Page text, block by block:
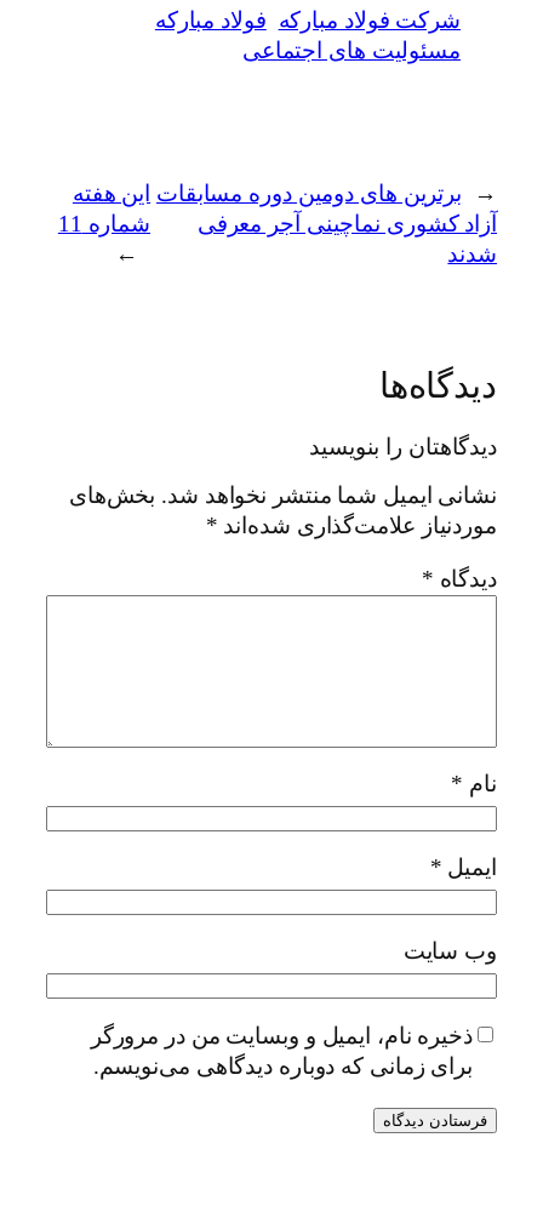
شرکت فولاد مبارکه فولاد مبارکه
مسئولیت های اجتماعی
←
برترین های دومین دوره مسابقات
آزاد کشوری نماچینی آجر معرفی
شدند
این هفته
شماره 11
→
دیدگاه‌ها
دیدگاهتان را بنویسید
نشانی ایمیل شما منتشر نخواهد شد. بخش‌های
موردنیاز علامت‌گذاری شده‌اند *
دیدگاه *
نام *
ایمیل *
وب‌ سایت
ذخیره نام، ایمیل و وبسایت من در مرورگر
برای زمانی که دوباره دیدگاهی می‌نویسم.